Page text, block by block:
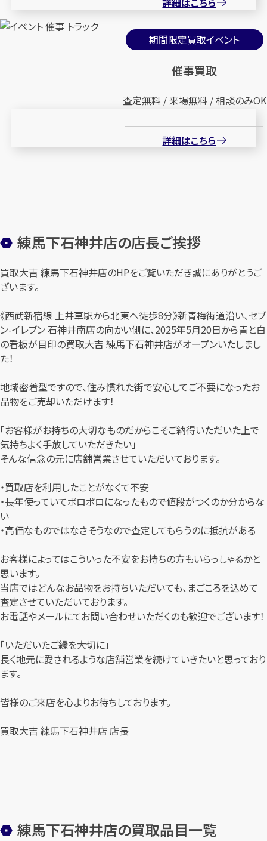
期間限定買取イベント
催事買取
査定無料 / 来場無料 / 相談のみOK
詳細はこちら
練馬下石神井店の店長ご挨拶
買取大吉 練馬下石神井店のHPをご覧いただき誠にありがとうご
ざいます。
《西武新宿線 上井草駅から北東へ徒歩8分》新青梅街道沿い、セブ
ン-イレブン 石神井南店の向かい側に、2025年5月20日から青と白
の看板が目印の買取大吉 練馬下石神井店がオープンいたしまし
た！
地域密着型ですので、住み慣れた街で安心してご不要になったお
品物をご売却いただけます！
「お客様がお持ちの大切なものだからこそご納得いただいた上で
気持ちよく手放していただきたい」
そんな信念の元に店舗営業させていただいております。
・買取店を利用したことがなくて不安
・長年使っていてボロボロになったもので値段がつくのか分からな
い
・高価なものではなさそうなので査定してもらうのに抵抗がある
お客様によってはこういった不安をお持ちの方もいらっしゃるかと
思います。
当店ではどんなお品物をお持ちいただいても、まごころを込めて
査定させていただいております。
お電話やメールにてお問い合わせいただくのも歓迎でございます！
「いただいたご縁を大切に」
長く地元に愛されるような店舗営業を続けていきたいと思っており
ます。
皆様のご来店を心よりお待ちしております。
買取大吉 練馬下石神井店 店長
練馬下石神井店の買取品目一覧